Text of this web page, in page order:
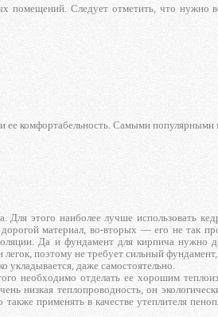
Следует отметить, что нужно
комфортабельность. Самыми популярными
этого наиболее лучше использовать
материал, во-вторых — его не так
Да и фундамент для кирпича нужно
поэтому не требует сильный
укладывается, даже самостоятельно.
необходимо отделать ее хорошим
низкая теплопроводность, он
применять в качестве утеплителя